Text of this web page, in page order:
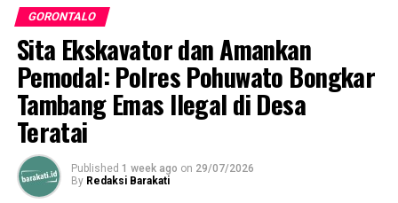
GORONTALO
Sita Ekskavator dan Amankan
Pemodal: Polres Pohuwato Bongkar
Tambang Emas Ilegal di Desa
Teratai
Published 1 week ago on 29/07/2026
By Redaksi Barakati